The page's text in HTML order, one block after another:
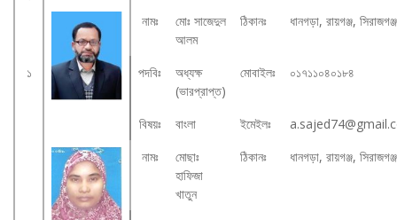
১
নামঃ
মোঃ সাজেদুল
আলম
ঠিকানঃ ধানগড়া, রায়গঞ্জ,
পদবিঃ
অধ্যক্ষ
(ভারপ্রাপ্ত)
মোবাইলঃ ০১৭১১০৪০১৮৪
বিষয়ঃ বাংলা ইমেইলঃ
নামঃ
মোছাঃ
হাফিজা
খাতুন
ঠিকানঃ ধানগড়া, রায়গঞ্জ,